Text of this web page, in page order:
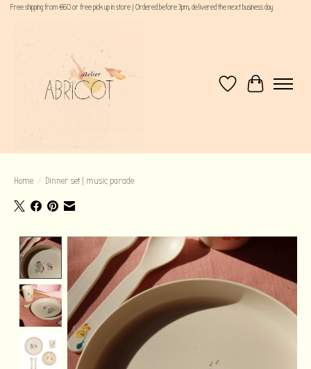
Free shipping from €60 or free pick up in store | Ordered before 3pm, delivered the next business day
VerlanglijstWinkelwagen
Home / Dinner set | music parade
Product image slideshow Items